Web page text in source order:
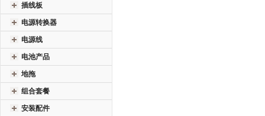
插线板
电源转换器
电源线
电池产品
地拖
组合套餐
安装配件